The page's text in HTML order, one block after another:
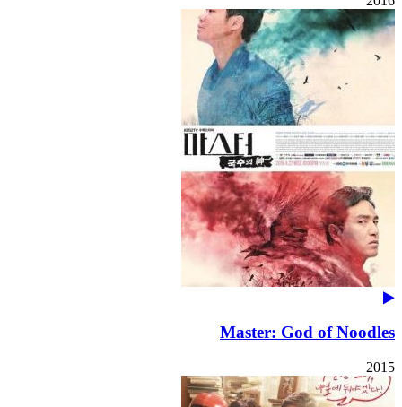
Master: God of Noodles
2015